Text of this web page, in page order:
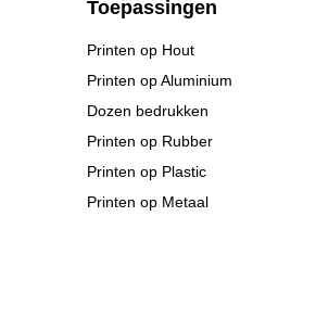
Toepassingen
Printen op Hout
Printen op Aluminium
Dozen bedrukken
Printen op Rubber
Printen op Plastic
Printen op Metaal